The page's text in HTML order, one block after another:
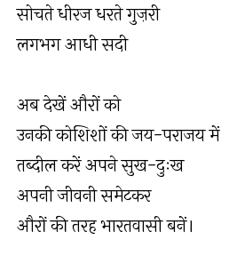
सोचते धीरज धरते गुज़री
लगभग आधी सदी
अब देखें औरों को
उनकी कोशिशों की जय-पराजय में
तब्दील करें अपने सुख-दुःख
अपनी जीवनी समेटकर
औरों की तरह भारतवासी बनें।